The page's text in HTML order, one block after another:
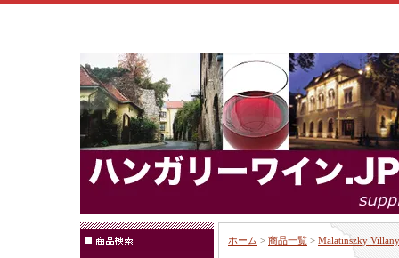
ホーム > 商品一覧 > Malatinszky